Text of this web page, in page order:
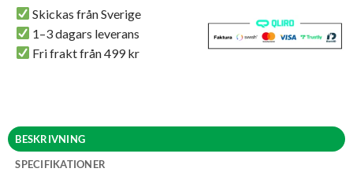
Skickas från Sverige
1–3 dagars leverans
Fri frakt från 499 kr
BESKRIVNING
SPECIFIKATIONER